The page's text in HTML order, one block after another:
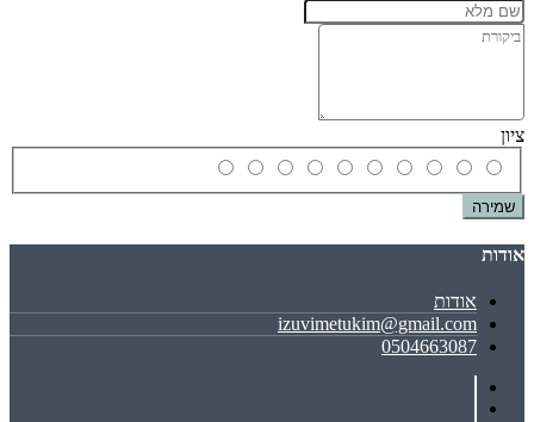
ציון
שמירה
אודות
אודות
izuvimetukim@gmail.com
0504663087